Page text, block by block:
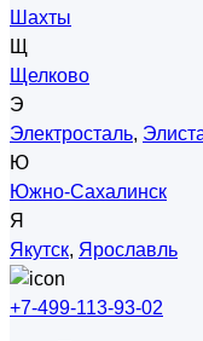
Шахты
Щ
Щелково
Э
Электросталь,
Ю
Южно-Сахалинск
Я
Якутск, Ярославль
+7-499-113-93-02